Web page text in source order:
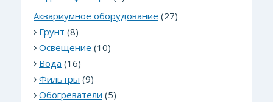
Аквариумное оборудование (27)
Грунт (8)
Освещение (10)
Вода (16)
Фильтры (9)
Обогреватели (5)